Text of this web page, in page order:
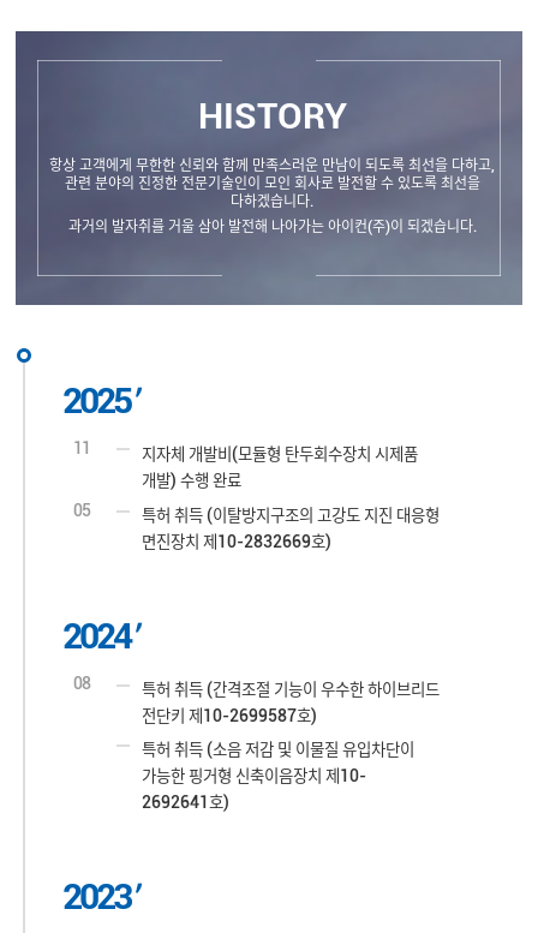
HISTORY
항상 고객에게 무한한 신뢰와 함께 만족스러운 만남이 되도록 최선을 다하고,
관련 분야의 진정한 전문기술인이 모인 회사로 발전할 수 있도록 최선을
다하겠습니다.
과거의 발자취를 거울 삼아 발전해 나아가는 아이컨(주)이 되겠습니다.
2025
11
지자체 개발비(모듈형 탄두회수장치 시제품
개발) 수행 완료
05
특허 취득 (이탈방지구조의 고강도 지진 대응형
면진장치 제10-2832669호)
2024
08
특허 취득 (간격조절 기능이 우수한 하이브리드
전단키 제10-2699587호)
특허 취득 (소음 저감 및 이물질 유입차단이
가능한 핑거형 신축이음장치 제10-
2692641호)
2023